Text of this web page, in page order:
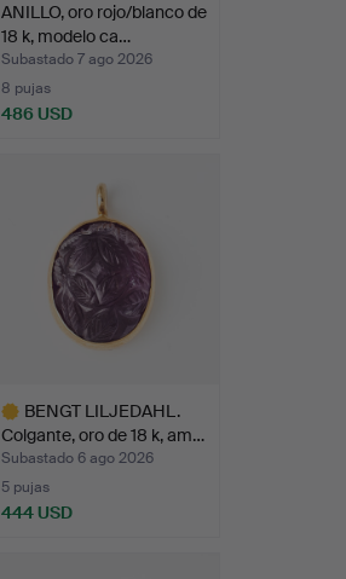
ANILLO, oro rojo/blanco de
18 k, modelo ca…
Subastado 7 ago 2026
8 pujas
486 USD
BENGT LILJEDAHL.
Colgante, oro de 18 k, am…
Subastado 6 ago 2026
5 pujas
444 USD